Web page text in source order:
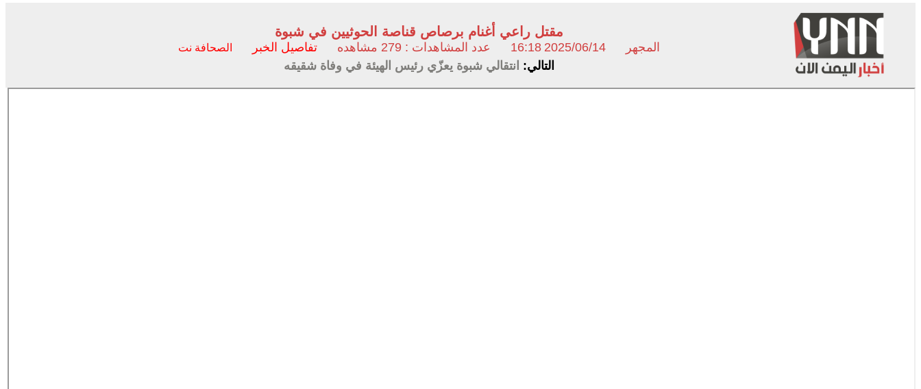
مقتل راعي أغنام برصاص قناصة الحوثيين في شبوة
المجهر 2025/06/14
16:18 عدد المشاهدات : 279 مشاهده تفاصيل الخبر الصحافة نت
التالي: انتقالي شبوة يعزّي رئيس الهيئة في وفاة شقيقه